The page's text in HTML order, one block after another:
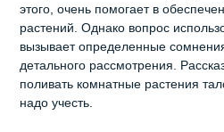
этого, очень помогает в
растений. Однако вопрос
вызывает определенные
детального рассмотрения.
поливать комнатные растения
надо учесть.